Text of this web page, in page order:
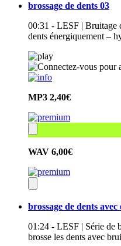
brossage de dents 03
00:31 - LESF | Bruitage
dents énergiquement –
MP3 2,40€
WAV 6,00€
brossage de dents avec
01:24 - LESF | Série de
brosse les dents avec